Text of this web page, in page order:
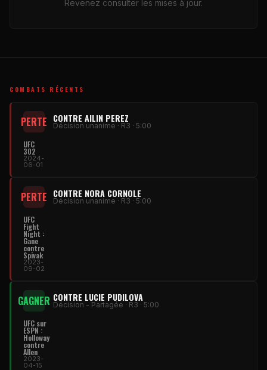
Revenez consulter les mises à jour.
COMBATS RÉCENTS
PERTE CONTRE AILIN PEREZ
Décision unanime · R3 · 5:00
UFC
302
2024-
06-01
PERTE CONTRE NORA CORNOLE
Décision unanime · R3 · 5:00
UFC
Fight
Night :
Gane
contre
Spivak
2023-
09-02
GAGNER CONTRE LUCIE PUDILOVA
Décision - Partagée · R3 · 5:00
UFC sur
ESPN :
Holloway
contre
Allen
2023-
04-15